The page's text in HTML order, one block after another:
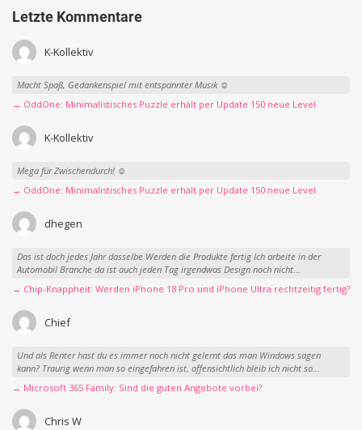
Letzte Kommentare
K-Kollektiv
Macht Spaß, Gedankenspiel mit entspannter Musik ☺️
→ OddOne: Minimalistisches Puzzle erhält per Update 150 neue Level
K-Kollektiv
Mega für Zwischendurch! ☺️
→ OddOne: Minimalistisches Puzzle erhält per Update 150 neue Level
dhegen
Das ist doch jedes Jahr dasselbe Werden die Produkte fertig Ich arbeite in der
Automobil Branche da ist auch jeden Tag irgendwas Design noch nicht...
→ Chip-Knappheit: Werden iPhone 18 Pro und iPhone Ultra rechtzeitig fertig?
Chief
Und als Renter hast du es immer noch nicht gelernt das man Windows sagen
kann? Traurig wenn man so eingefahren ist, offensichtlich bleib ich nicht so...
→ Microsoft 365 Family: Sind die guten Angebote vorbei?
Chris W